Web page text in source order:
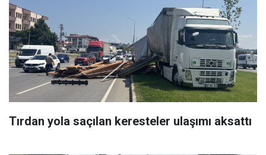
Tırdan yola saçılan keresteler ulaşımı aksattı